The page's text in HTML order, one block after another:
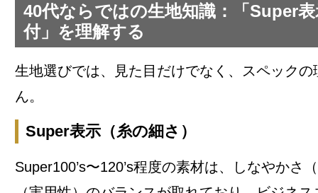
40代ならではの生地知識：「Super
付」を理解する
生地選びでは、見た目だけでなく、スペック
ん。
Super表示（糸の細さ）
Super100’s〜120’s程度の素材は、しなやかさ